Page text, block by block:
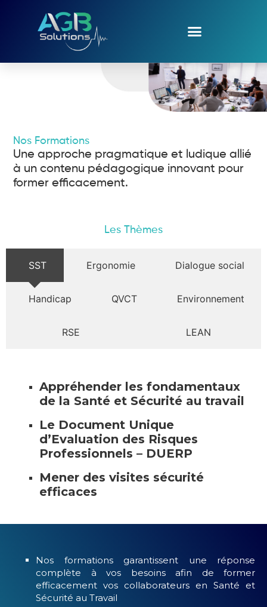
Nos Formations
Une approche pragmatique et ludique allié
à un contenu pédagogique innovant pour
former efficacement.
Les Thèmes
SST Ergonomie Dialogue social
Handicap QVCT Environnement
RSE LEAN
Appréhender les fondamentaux
de la Santé et Sécurité au travail
Le Document Unique
d’Evaluation des Risques
Professionnels – DUERP
Mener des visites sécurité
efficaces
Nos formations garantissent une réponse
complète à vos besoins afin de former
efficacement vos collaborateurs en Santé et
Sécurité au Travail